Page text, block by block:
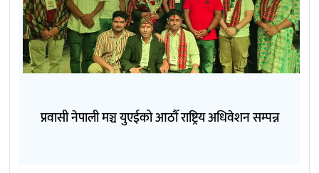
प्रवासी नेपाली मञ्च युएईको आठौँ राष्ट्रिय अधिवेशन सम्पन्न